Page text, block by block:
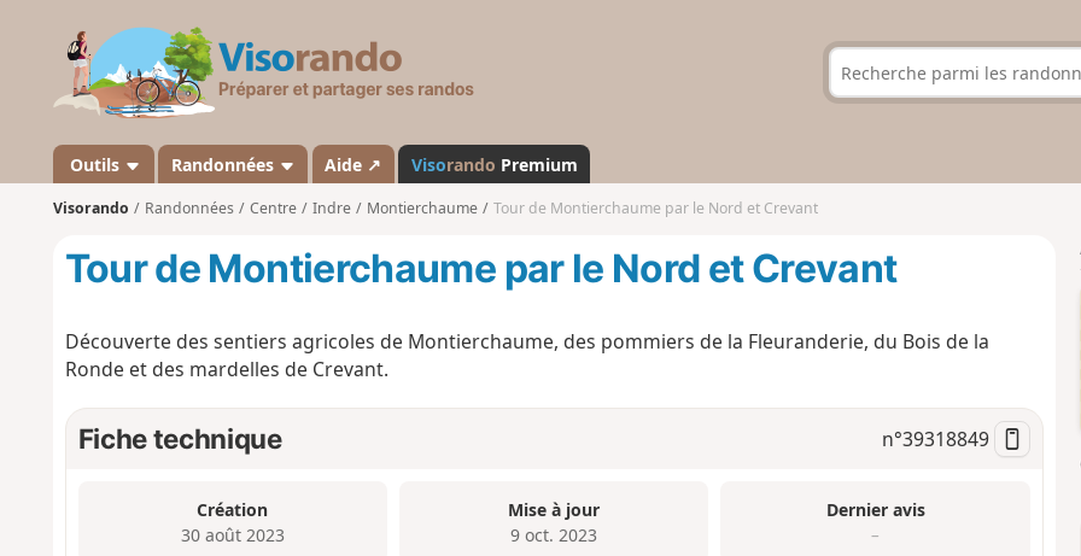
s
a
n
d
Outils Randonnées Aide ↗ Visorando Premium
Visorando Randonnées Centre Indre Montierchaume Tour de Montierchaume par le Nord et Crevant
Tour de Montierchaume par le Nord et Crevant
Découverte des sentiers agricoles de Montierchaume, des pommiers de la Fleuranderie, du Bois de la
Ronde et des mardelles de Crevant.
Fiche technique n°39318849
Création
30 août 2023
Mise à jour
9 oct. 2023
Dernier avis
–